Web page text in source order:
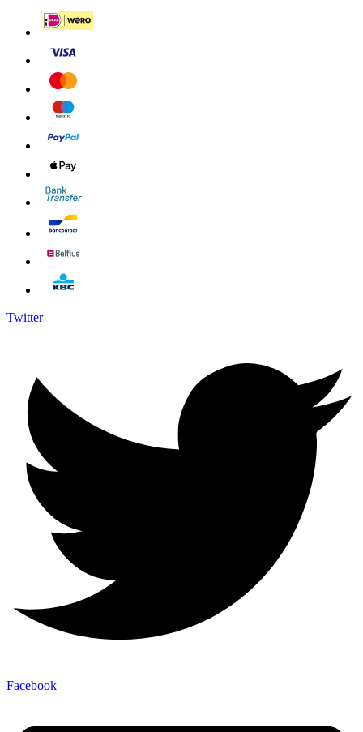
Twitter
Facebook